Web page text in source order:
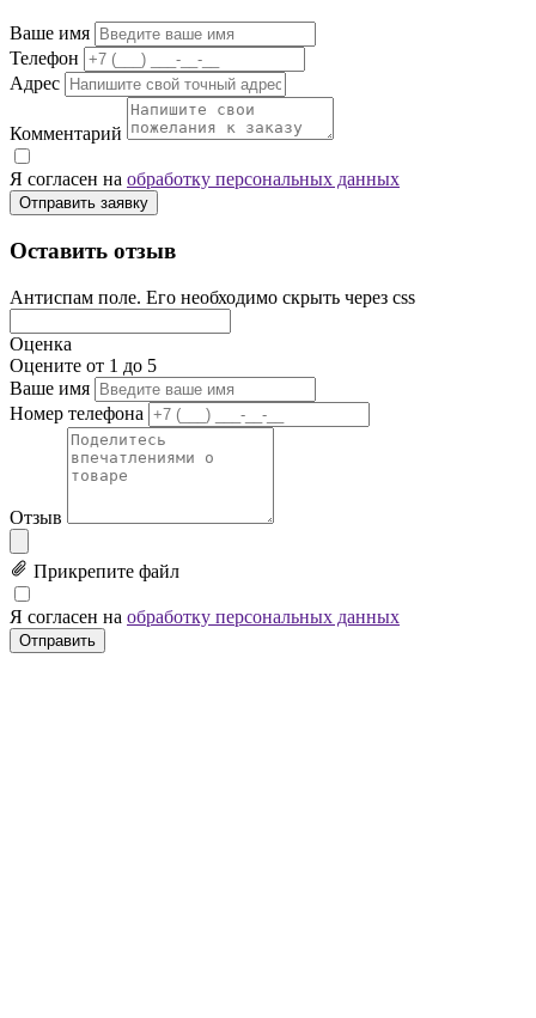
Ваше имя
Телефон
Адрес
Комментарий
Я согласен на обработку персональных данных
Отправить заявку
Оставить отзыв
Антиспам поле. Его необходимо скрыть через css
Оценка
Оцените от 1 до 5
Ваше имя
Номер телефона
Отзыв
Прикрепите файл
Я согласен на обработку персональных данных